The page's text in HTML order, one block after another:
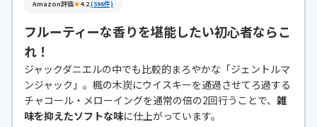
Amazon評価★4.2(596件)
フルーティーな香りを堪能したい初心者ならこ
れ！
ジャックダニエルの中でも比較的まろやかな「ジェントルマ
ンジャック」。楓の木炭にウイスキーを通過させてろ過する
チャコール・メローイングを通常の倍の2回行うことで、 雑
味を抑えたソフトな味に仕上がっています。